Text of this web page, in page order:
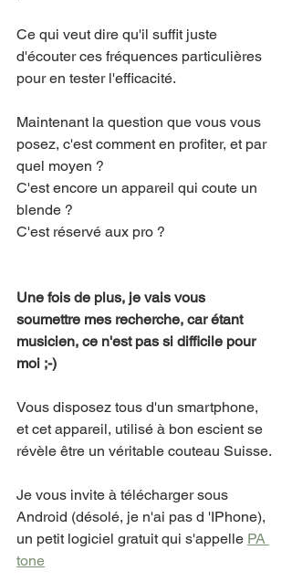
Ce qui veut dire qu'il suffit juste
d'écouter ces fréquences particulières
pour en tester l'efficacité.
Maintenant la question que vous vous
posez, c'est comment en profiter, et par
quel moyen ?
C'est encore un appareil qui coute un
blende ?
C'est réservé aux pro ?
Une fois de plus, je vais vous
soumettre mes recherche, car étant
musicien, ce n'est pas si difficile pour
moi ;-)
Vous disposez tous d'un smartphone,
et cet appareil, utilisé à bon escient se
révèle être un véritable couteau Suisse.
Je vous invite à télécharger sous
Android (désolé, je n'ai pas d 'IPhone),
un petit logiciel gratuit qui s'appelle PA
tone